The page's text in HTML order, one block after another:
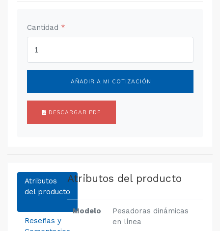
Cantidad *
AÑADIR A MI COTIZACIÓN
DESCARGAR PDF
Atributos
del producto
Reseñas y
Atributos del producto
Modelo
Pesadoras dinámicas
en línea